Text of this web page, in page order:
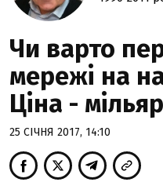
Чи варто
мережі на
Ціна -
25 СІЧНЯ 2017, 14:10